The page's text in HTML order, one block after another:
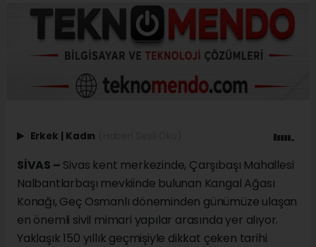
Erkek | Kadın
SİVAS – Sivas kent merkezinde, Çarşıbaşı Mahallesi
Nalbantlarbaşı mevkiinde bulunan Kangal Ağası
Konağı, Geç Osmanlı döneminden günümüze ulaşan
en önemli sivil mimari yapılar arasında yer alıyor.
Yaklaşık 150 yıllık geçmişiyle dikkat çeken tarihi